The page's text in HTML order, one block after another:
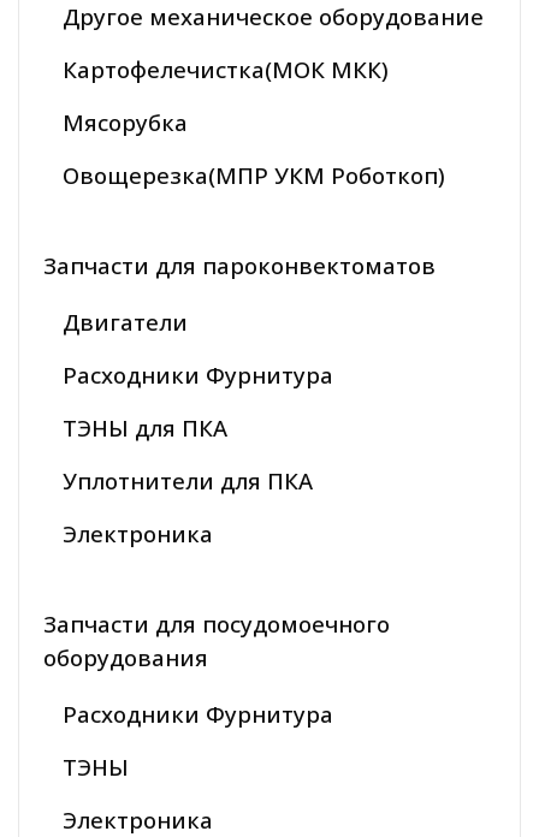
Другое механическое оборудование
Картофелечистка(МОК МКК)
Мясорубка
Овощерезка(МПР УКМ Роботкоп)
Запчасти для пароконвектоматов
Двигатели
Расходники Фурнитура
ТЭНЫ для ПКА
Уплотнители для ПКА
Электроника
Запчасти для посудомоечного
оборудования
Расходники Фурнитура
ТЭНЫ
Электроника